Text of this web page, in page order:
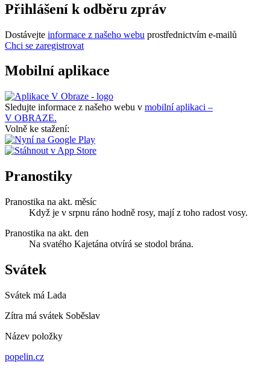
Přihlášení k odběru zpráv
Dostávejte informace z našeho webu prostřednictvím e-mailů
Chci se zaregistrovat
Mobilní aplikace
Sledujte informace z našeho webu v mobilní aplikaci –
V OBRAZE.
Volně ke stažení:
Pranostiky
Pranostika na akt. měsíc
Když je v srpnu ráno hodně rosy, mají z toho radost vosy.
Pranostika na akt. den
Na svatého Kajetána otvírá se stodol brána.
Svátek
Svátek má Lada
Zítra má svátek Soběslav
Název položky
popelin.cz